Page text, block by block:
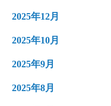
2025年12月
2025年10月
2025年9月
2025年8月